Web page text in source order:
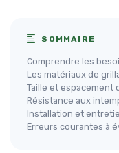
SOMMAIRE
Comprendre les
Les matériaux de
Taille et espacement
Résistance aux
Installation et
Erreurs courantes à